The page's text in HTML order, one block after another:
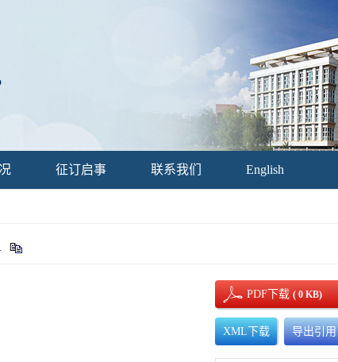
征订启事 联系我们 English
PDF下载( 0 KB)
XML下载 导出引用